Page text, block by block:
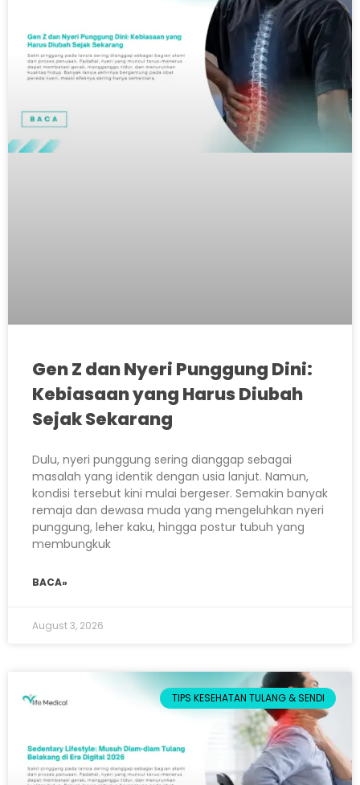
Gen Z dan Nyeri Punggung Dini:
Kebiasaan yang Harus Diubah
Sejak Sekarang
Dulu, nyeri punggung sering dianggap sebagai
masalah yang identik dengan usia lanjut. Namun,
kondisi tersebut kini mulai bergeser. Semakin banyak
remaja dan dewasa muda yang mengeluhkan nyeri
punggung, leher kaku, hingga postur tubuh yang
membungkuk
BACA»
August 3, 2026
TIPS KESEHATAN TULANG & SENDI